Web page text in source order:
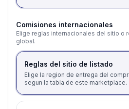
Comisiones internacionales
Elige reglas internacionales del sitio o
global.
Reglas del sitio de listado
Elige la region de entrega del
segun la tabla de este marketplace.